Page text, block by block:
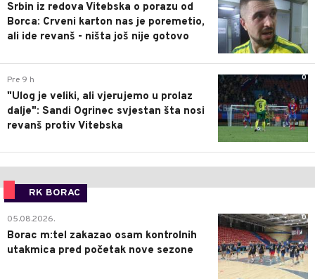
Srbin iz redova Vitebska o porazu od
Borca: Crveni karton nas je poremetio,
ali ide revanš - ništa još nije gotovo
0
Pre 9 h
"Ulog je veliki, ali vjerujemo u prolaz
dalje": Sandi Ogrinec svjestan šta nosi
revanš protiv Vitebska
RK BORAC
0
05.08.2026.
Borac m:tel zakazao osam kontrolnih
utakmica pred početak nove sezone